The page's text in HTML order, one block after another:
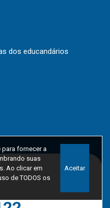
fornecer a
suas
Ao clicar em
de TODOS os
Aceitar
dos educandários